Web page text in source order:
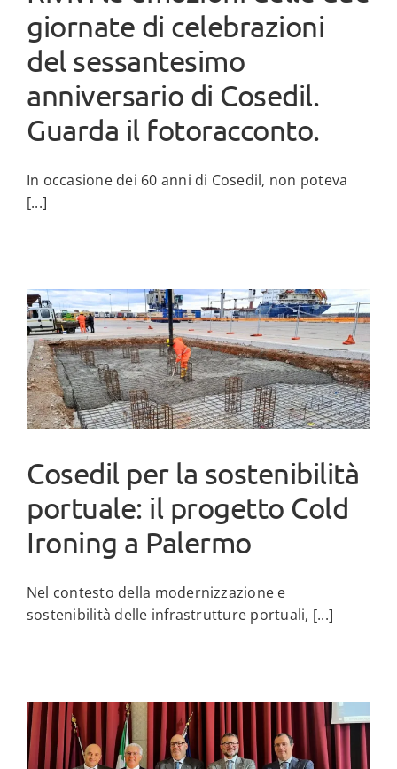
giornate di celebrazioni
del sessantesimo
anniversario di Cosedil.
Guarda il fotoracconto.
In occasione dei 60 anni di Cosedil, non poteva
[...]
Cosedil per la sostenibilità
portuale: il progetto Cold
Ironing a Palermo
Nel contesto della modernizzazione e
sostenibilità delle infrastrutture portuali, [...]